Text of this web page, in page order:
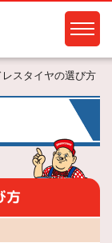
スタイヤの選び方
方